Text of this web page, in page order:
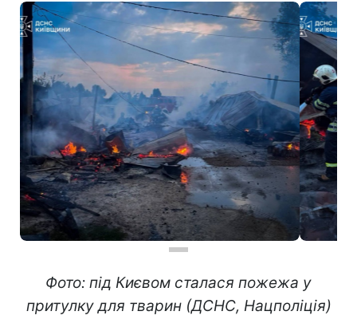
Фото: під Києвом сталася пожежа у
притулку для тварин (ДСНС, Нацполіція)